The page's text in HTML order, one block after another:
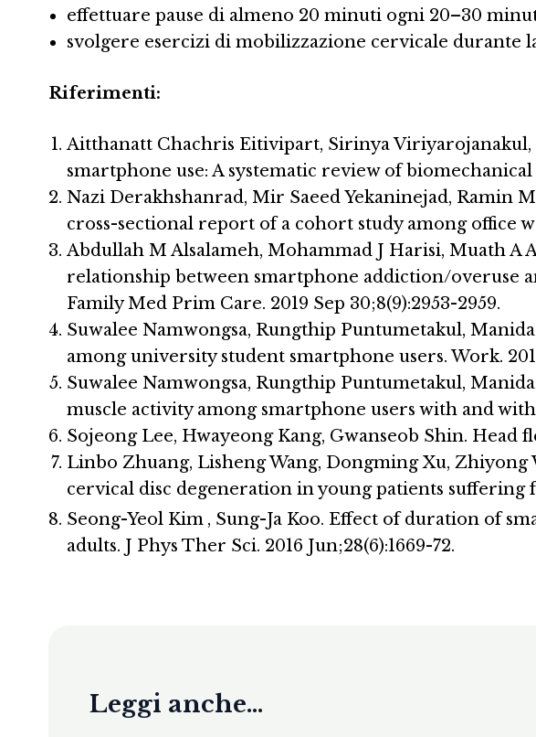
effettuare pause di almeno 20 minuti ogni 20–30
svolgere esercizi di mobilizzazione cervicale durante
Riferimenti:
Aitthanatt Chachris Eitivipart, Sirinya Viriyarojanakul,
smartphone use: A systematic review of
Nazi Derakhshanrad, Mir Saeed Yekaninejad, Ramin
cross-sectional report of a cohort study among office
Abdullah M Alsalameh, Mohammad J Harisi, Muath
relationship between smartphone addiction/overuse
Family Med Prim Care. 2019 Sep 30;8(9):2953-2959.
Suwalee Namwongsa, Rungthip Puntumetakul,
among university student smartphone users. Work.
Suwalee Namwongsa, Rungthip Puntumetakul,
muscle activity among smartphone users with and
Sojeong Lee, Hwayeong Kang, Gwanseob Shin. Head
Linbo Zhuang, Lisheng Wang, Dongming Xu, Zhiyong
cervical disc degeneration in young patients suffering
Seong-Yeol Kim , Sung-Ja Koo. Effect of duration of
adults. J Phys Ther Sci. 2016 Jun;28(6):1669-72.
Leggi anche...